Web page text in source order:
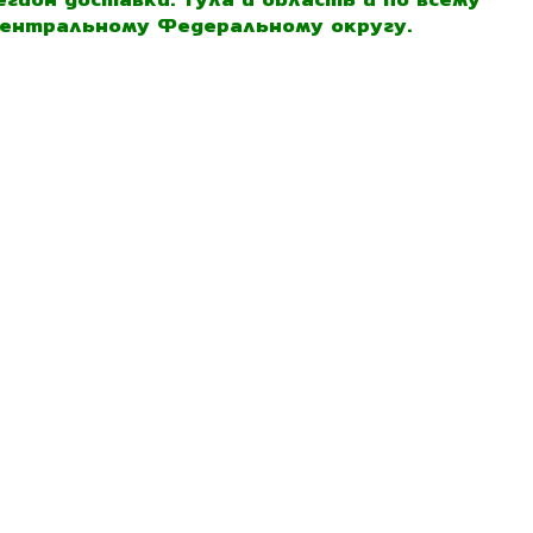
Федеральному округу.